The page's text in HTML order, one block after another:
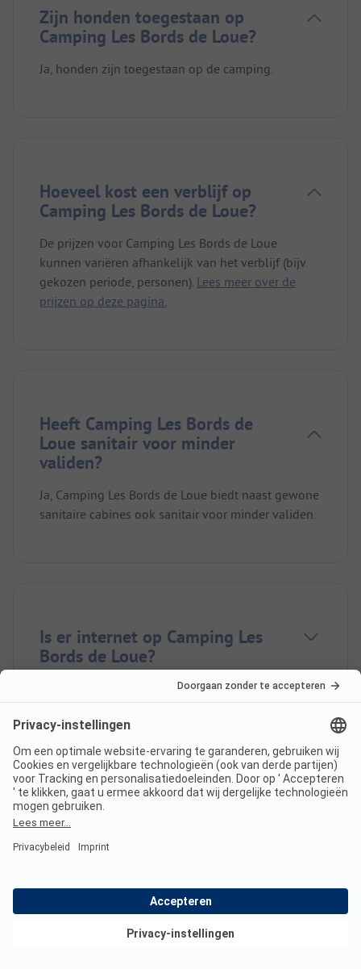
Zijn honden toegestaan op
Camping Les Bords de Loue?
Ja, honden zijn toegestaan op de camping.
Hoeveel kost een verblijf op
Camping Les Bords de Loue?
De prijzen voor Camping Les Bords de Loue
kunnen variëren afhankelijk van het verblijf (bijv.
gekozen periode, personen). Lees meer over de
prijzen op deze pagina.
Heeft Camping Les Bords de
Loue sanitair voor minder
validen?
Ja, Camping Les Bords de Loue biedt naast gewone
sanitaire cabines ook sanitair voor minder validen.
Is er internet op Camping Les
Bords de Loue?
Heeft Camping Les Bords de
Loue een certificaat?
In welke talen kun je inchecken
bij Camping Les Bords de Loue?
Bekijk deals